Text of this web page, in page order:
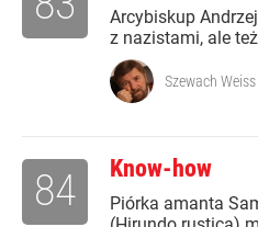
Arcybiskup
z nazistami, ale
Szewach Weiss
Know-how
Piórka amanta
84